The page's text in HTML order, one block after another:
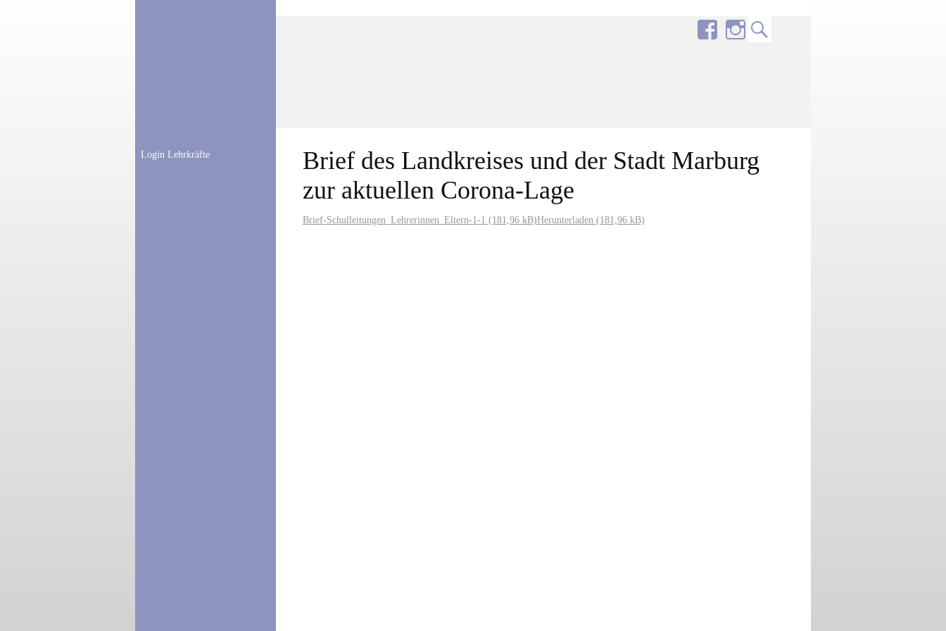
Login Lehrkräfte
Brief des Landkreises und der Stadt Marburg
zur aktuellen Corona-Lage
Brief-Schulleitungen_Lehrerinnen_Eltern-1-1 Herunterladen